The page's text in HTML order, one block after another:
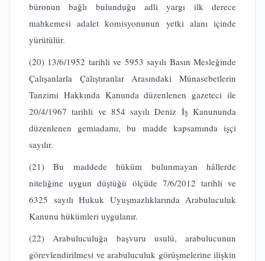
büronun bağlı bulunduğu adli yargı ilk derece
mahkemesi adalet komisyonunun yetki alanı içinde
yürütülür.
(20) 13/6/1952 tarihli ve 5953 sayılı Basın Mesleğinde
Çalışanlarla Çalıştıranlar Arasındaki Münasebetlerin
Tanzimi Hakkında Kanunda düzenlenen gazeteci ile
20/4/1967 tarihli ve 854 sayılı Deniz İş Kanununda
düzenlenen gemiadamı, bu madde kapsamında işçi
sayılır.
(21) Bu maddede hüküm bulunmayan hâllerde
niteliğine uygun düştüğü ölçüde 7/6/2012 tarihli ve
6325 sayılı Hukuk Uyuşmazlıklarında Arabuluculuk
Kanunu hükümleri uygulanır.
(22) Arabuluculuğa başvuru usulü, arabulucunun
görevlendirilmesi ve arabuluculuk görüşmelerine ilişkin